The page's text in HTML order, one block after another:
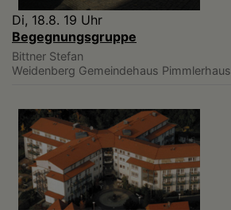
Di, 18.8. 19 Uhr
Begegnungsgruppe
Bittner Stefan
Weidenberg Gemeindehaus Pimmlerhaus